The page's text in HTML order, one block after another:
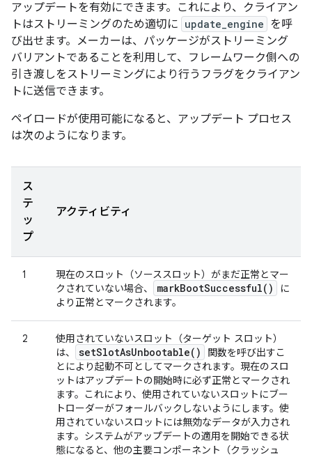
アップデートを有効にできます。これにより、クライアン
トはストリーミングのため適切に update_engine を呼
び出せます。メーカーは、パッケージがストリーミング
バリアントであることを利用して、フレームワーク側への
引き渡しをストリーミングにより行うフラグをクライアン
トに送信できます。
ペイロードが使用可能になると、アップデート プロセス
は次のようになります。
ス
テ
ッ
プ
アクティビティ
1
現在のスロット（ソーススロット）がまだ正常とマー
クされていない場合、
markBootSuccessful( )
に
より正常とマークされます。
2
使用されていないスロット（ターゲット スロット）
は、
setSlotAsUnbootable( )
関数を呼び出すこ
とにより起動不可としてマークされます。現在のスロ
ットはアップデートの開始時に必ず正常とマークされ
ます。これにより、使用されていないスロットにブー
トローダーがフォールバックしないようにします。使
用されていないスロットには無効なデータが入力され
ます。システムがアップデートの適用を開始できる状
態になると、他の主要コンポーネント（クラッシュ